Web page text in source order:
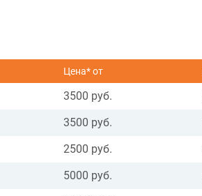
Цена* от
3500 руб.
3500 руб.
2500 руб.
5000 руб.